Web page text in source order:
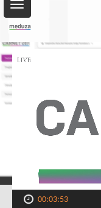
Toggle
navigation
00:03:53